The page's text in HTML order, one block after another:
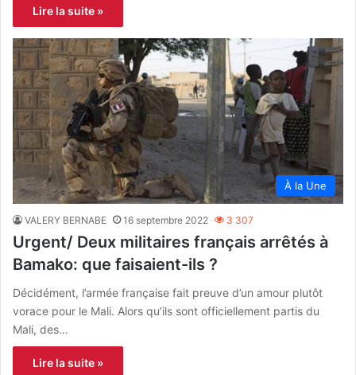
Lire la suite »
À la Une
VALERY BERNABE 16 septembre 2022 3 307
Urgent/ Deux militaires français arrêtés à
Bamako: que faisaient-ils ?
Décidément, l’armée française fait preuve d’un amour plutôt
vorace pour le Mali. Alors qu’ils sont officiellement partis du
Mali, des…
Lire la suite »